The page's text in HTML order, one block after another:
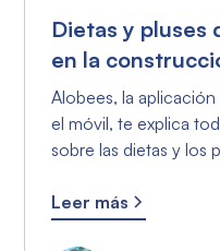
Dietas y pluses
en la
Alobees, la
el móvil, te explica
sobre las dietas y los
Leer más